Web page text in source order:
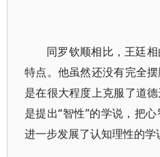
同罗钦顺相比，王廷
特点。他虽然还没有完全
是在很大程度上克服了道
是提出“智性”的学说，把
进一步发展了认知理性的学